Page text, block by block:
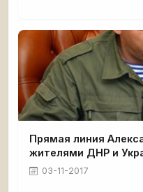
Прямая линия
жителями ДНР и
03-11-2017